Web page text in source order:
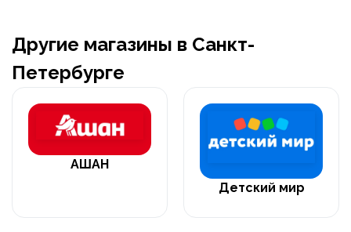
Другие магазины в Санкт-
Петербурге
АШАН
Детский мир